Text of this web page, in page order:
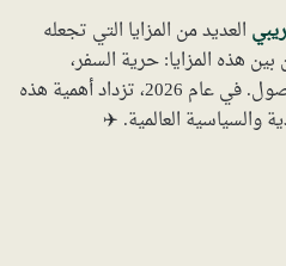
العديد من المزايا التي تجعله
بين هذه المزايا: حرية السفر،
والتخطيط الضريبي، وحماية الأصول. في عام 2026، تزداد أهمية هذه
والسياسية العالمية. ✈️